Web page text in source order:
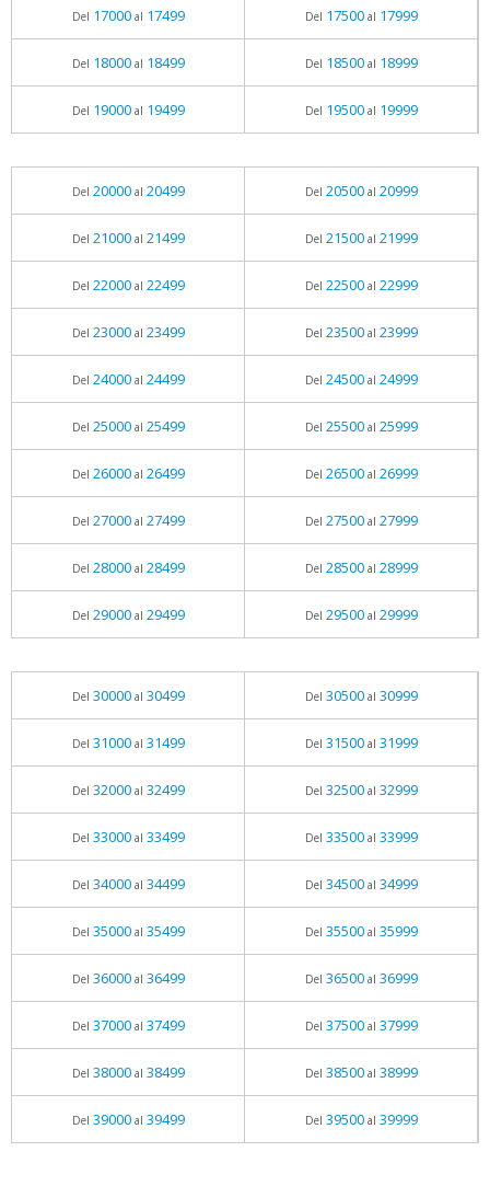
Del 17000al 17499 Del 17500al 17999
Del 18000al 18499 Del 18500al 18999
Del 19000al 19499 Del 19500al 19999
Del 20000al 20499 Del 20500al 20999
Del 21000al 21499 Del 21500al 21999
Del 22000al 22499 Del 22500al 22999
Del 23000al 23499 Del 23500al 23999
Del 24000al 24499 Del 24500al 24999
Del 25000al 25499 Del 25500al 25999
Del 26000al 26499 Del 26500al 26999
Del 27000al 27499 Del 27500al 27999
Del 28000al 28499 Del 28500al 28999
Del 29000al 29499 Del 29500al 29999
Del 30000al 30499 Del 30500al 30999
Del 31000al 31499 Del 31500al 31999
Del 32000al 32499 Del 32500al 32999
Del 33000al 33499 Del 33500al 33999
Del 34000al 34499 Del 34500al 34999
Del 35000al 35499 Del 35500al 35999
Del 36000al 36499 Del 36500al 36999
Del 37000al 37499 Del 37500al 37999
Del 38000al 38499 Del 38500al 38999
Del 39000al 39499 Del 39500al 39999